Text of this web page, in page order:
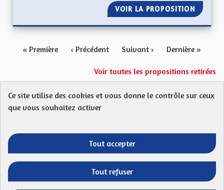
VOIR LA PROPOSITION QUEL
« Première ‹ Précédent Suivant › Dernière »
Voir toutes les propositions retirées
Protection des Données
Télécharger les fichiers Open Data
Entre vos mains - Collectivité
Entre vos mains - Collectivité
Entre vos mains - Collectivité
Entre vos mains -
Ce site utilise des cookies et vous donne le contrôle sur ceux
que vous souhaitez activer
Tout accepter
Tout refuser